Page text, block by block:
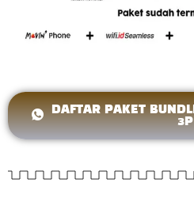
DAFTAR PAKET
3P